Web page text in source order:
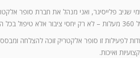
שגיב פלייסיגר, ואני מנהל את חברת סופר
השיווקיים של החברה.
לפעילות זו סופר אלקטריק זוכה להצלחה
ואיכות.